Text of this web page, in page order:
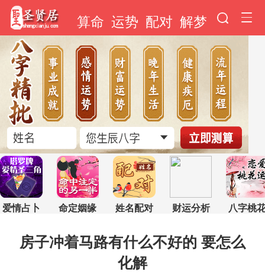
算命 运势 配对 解梦
爱情占卜 命定姻缘 姓名配对 财运分析 八字桃
房子冲着马路有什么不好的 要怎么
化解